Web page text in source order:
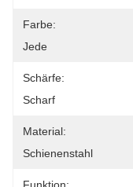
Farbe:
Jede
Schärfe:
Scharf
Material:
Schienenstahl